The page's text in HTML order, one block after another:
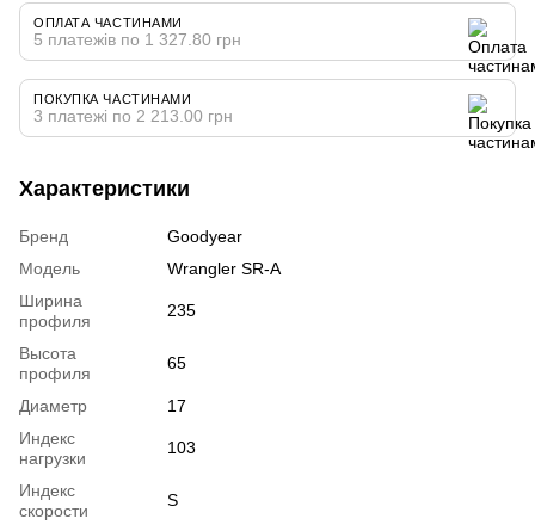
ОПЛАТА ЧАСТИНАМИ
5 платежів по 1 327.80 грн
ПОКУПКА ЧАСТИНАМИ
3 платежі по 2 213.00 грн
Характеристики
Бренд
Goodyear
Модель
Wrangler SR-A
Ширина
профиля
235
Высота
профиля
65
Диаметр
17
Индекс
нагрузки
103
Индекс
скорости
S